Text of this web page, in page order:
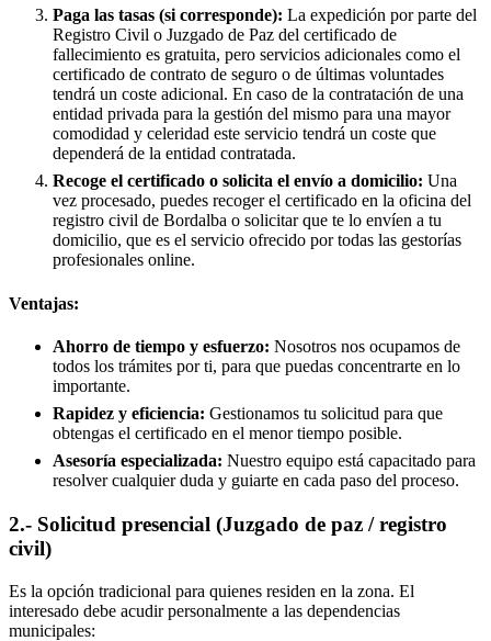
Paga las tasas (si corresponde): La expedición por parte del
Registro Civil o Juzgado de Paz del certificado de
fallecimiento es gratuita, pero servicios adicionales como el
certificado de contrato de seguro o de últimas voluntades
tendrá un coste adicional. En caso de la contratación de una
entidad privada para la gestión del mismo para una mayor
comodidad y celeridad este servicio tendrá un coste que
dependerá de la entidad contratada.
Recoge el certificado o solicita el envío a domicilio: Una
vez procesado, puedes recoger el certificado en la oficina del
registro civil de Bordalba o solicitar que te lo envíen a tu
domicilio, que es el servicio ofrecido por todas las gestorías
profesionales online.
Ventajas:
Ahorro de tiempo y esfuerzo: Nosotros nos ocupamos de
todos los trámites por ti, para que puedas concentrarte en lo
importante.
Rapidez y eficiencia: Gestionamos tu solicitud para que
obtengas el certificado en el menor tiempo posible.
Asesoría especializada: Nuestro equipo está capacitado para
resolver cualquier duda y guiarte en cada paso del proceso.
2.- Solicitud presencial (Juzgado de paz / registro
civil)
Es la opción tradicional para quienes residen en la zona. El
interesado debe acudir personalmente a las dependencias
municipales: